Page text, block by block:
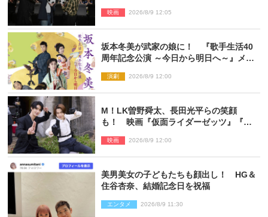
映画 2026/8/9 12:05
坂本冬美が武家の娘に！ 『歌手生活40
周年記念公演 ～今日から明日へ～』メイ
演劇 2026/8/9 12:00
M！LK曽野舜太、長田光平らの笑顔
も！ 映画『仮面ライダーゼッツ』『超
ショット到着
映画 2026/8/9 12:00
美男美女の子どもたちも顔出し！ HG＆
住谷杏奈、結婚記念日を祝福
エンタメ 2026/8/9 11:30